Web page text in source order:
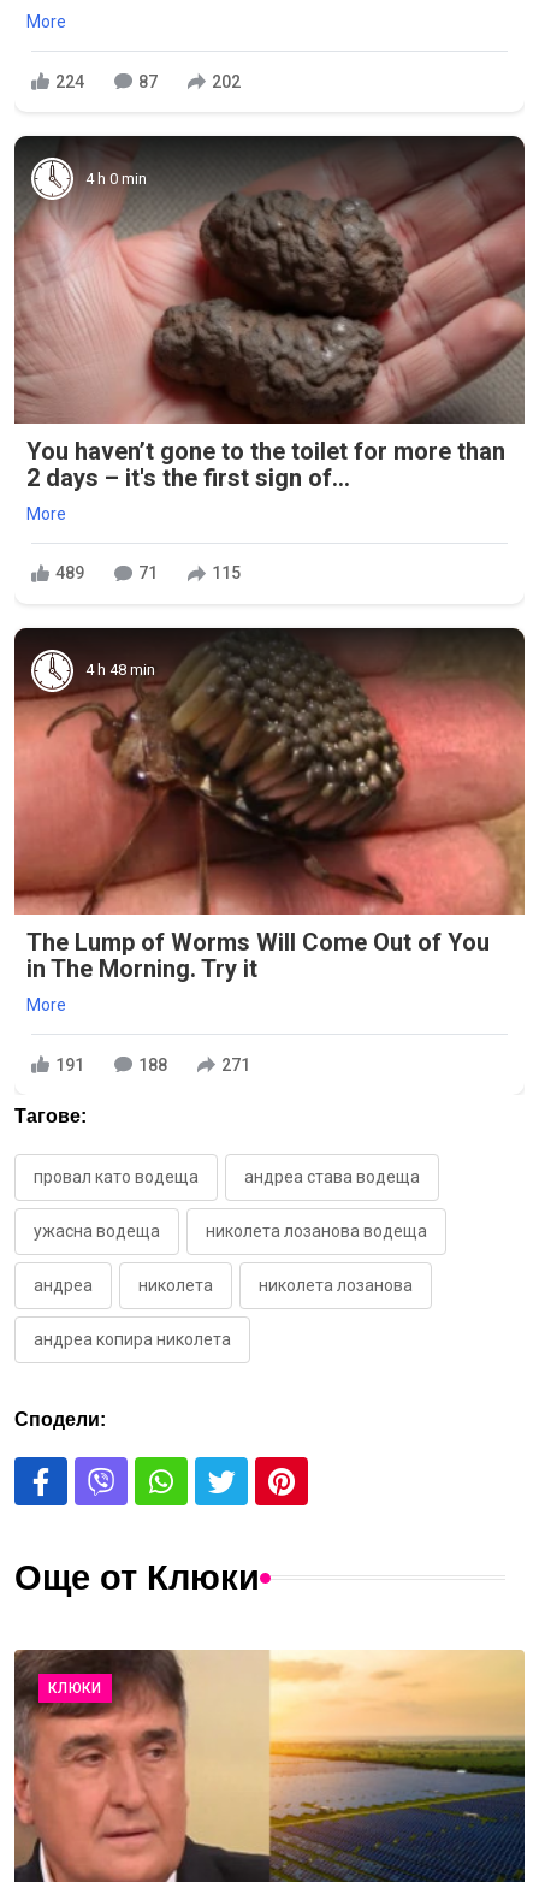
More
224 87 202
4 h 0 min
You haven’t gone to the toilet for more than
2 days – it's the first sign of...
More
489 71 115
4 h 48 min
The Lump of Worms Will Come Out of You
in The Morning. Try it
More
191 188 271
Тагове:
провал като водеща андреа става водеща
ужасна водеща николета лозанова водеща
андреа николета николета лозанова
андреа копира николета
Сподели:
Още от Клюки
КЛЮКИ